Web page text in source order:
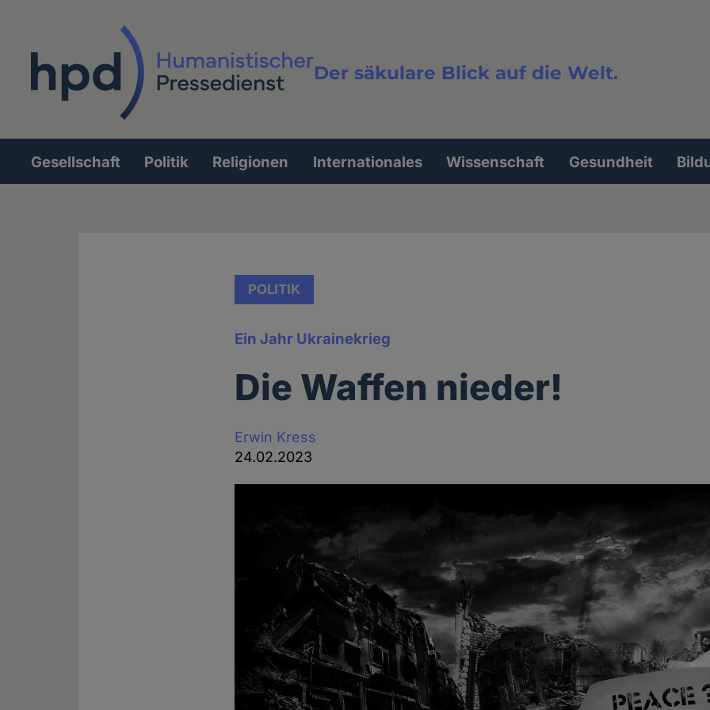
Der säkulare Blick auf die Welt.
Volltextsuche
Hauptnavigation
Gesellschaft Politik Religionen Internationales Wissenschaft Gesundheit
POLITIK
Ein Jahr Ukrainekrieg
Die Waffen nieder!
Erwin Kress
24.02.2023